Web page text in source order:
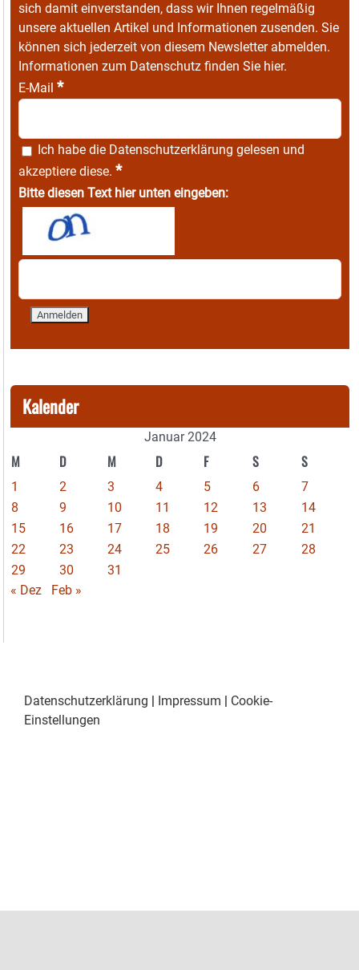
sich damit einverstanden, dass wir Ihnen regelmäßig
unsere aktuellen Artikel und Informationen zusenden. Sie
können sich jederzeit von diesem Newsletter abmelden.
Informationen zum Datenschutz finden Sie hier.
E-Mail *
Ich habe die Datenschutzerklärung gelesen und
akzeptiere diese. *
Bitte diesen Text hier unten eingeben:
Kalender
Januar 2024
M D M D F S S
1 2 3 4 5 6
7
8
9 10 11 12 13
14
15
16 17 18 19 20
21
22
23 24 25 26 27
28
29
30
31
« Dez
Feb »
Datenschutzerklärung Impressum
Cookie-
Einstellungen